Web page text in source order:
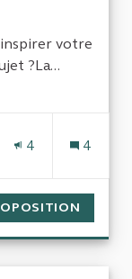
inspirer votre
?La...
& finances
4 4